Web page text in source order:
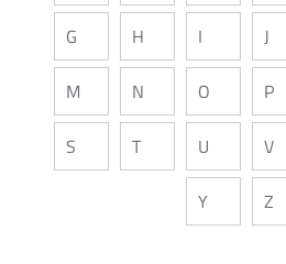
G H I J
M N O P
S T U V
Y Z